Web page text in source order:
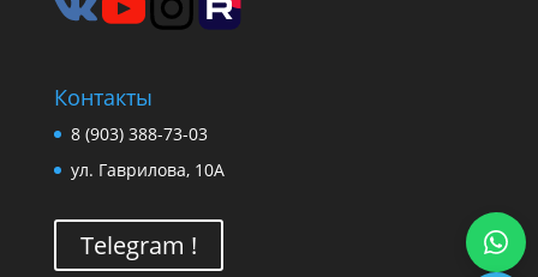
Контакты
8 (903) 388-73-03
ул. Гаврилова, 10А
Telegram !